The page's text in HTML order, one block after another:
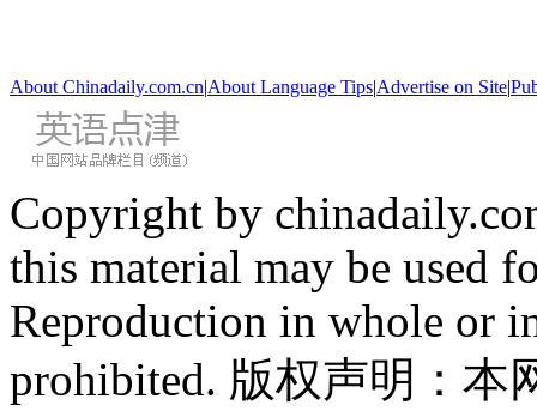
About Chinadaily.com.cn|About Language Tips|Advertise on Site|
Copyright by
this material may be used
Reproduction in whole or
prohibited. 版权声明：